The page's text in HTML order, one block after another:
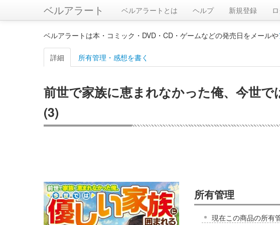
ベルアラート ベルアラートとは ヘルプ 新規登録
ベルアラートは本・コミック・DVD・CD・ゲームなどの発売日をメールや
詳細 所有管理・感想を書く
前世で家族に恵まれなかった俺、今世
(3)
所有管理
現在この商品の所有